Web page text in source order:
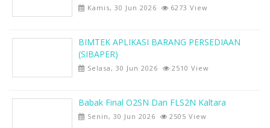
Kamis, 30 Jun 2026 6273 View
BIMTEK APLIKASI BARANG PERSEDIAAN
(SIBAPER)
Selasa, 30 Jun 2026 2510 View
Babak Final O2SN Dan FLS2N Kaltara
Senin, 30 Jun 2026 2505 View